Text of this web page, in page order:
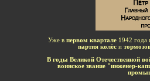
Уже в первом квартале 1942 года
партия колёс и
В годы Великой Отечественной
воинское звание "инженер-